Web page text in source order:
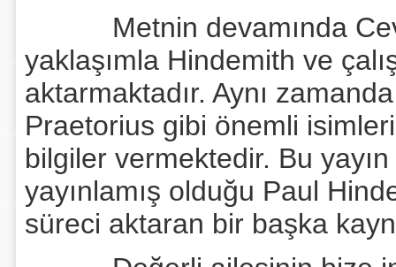
Metnin devamında
yaklaşımla Hindemith ve
aktarmaktadır. Aynı
Praetorius gibi önemli
bilgiler vermektedir. Bu yayın
yayınlamış olduğu Paul
süreci aktaran bir başka